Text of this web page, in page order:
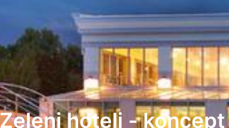
Zeleni hoteli -